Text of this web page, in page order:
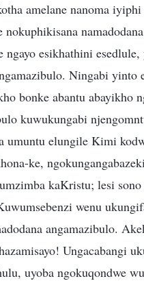
amelane nanoma
esikhathini
Ningabi yinto
bonke abantu abayikho
kuwukungabi
umuntu elungile Kimi
ke,
kaKristu; lesi
wenu
angamazibulo.
Ungacabangi
uyoba ngokuqondwe